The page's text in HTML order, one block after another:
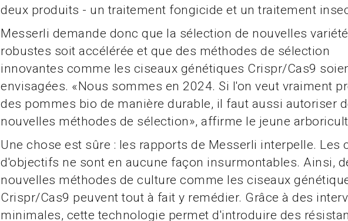
deux produits - un traitement fongicide et un traitement
Messerli demande donc que la sélection de nouvelles
robustes soit accélérée et que des méthodes de sélection
innovantes comme les ciseaux génétiques Crispr/Cas9
envisagées. «Nous sommes en 2024. Si l'on veut vraiment
des pommes bio de manière durable, il faut aussi autoriser
nouvelles méthodes de sélection», affirme le jeune
Une chose est sûre : les rapports de Messerli interpelle. Les
d'objectifs ne sont en aucune façon insurmontables. Ainsi,
nouvelles méthodes de culture comme les ciseaux
Crispr/Cas9 peuvent tout à fait y remédier. Grâce à des
minimales, cette technologie permet d'introduire des